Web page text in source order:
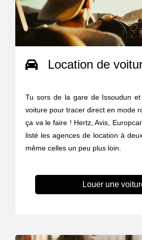
Location de
Tu sors de la gare de Issoudun
voiture pour tracer direct en mode
ça va le faire ! Hertz, Avis,
listé les agences de location à
même celles un peu plus loin.
Louer une